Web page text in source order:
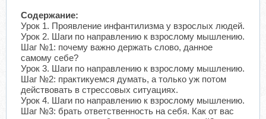
Содержание:
Урок 1. Проявление инфантилизма у взрослых людей.
Урок 2. Шаги по направлению к взрослому мышлению.
Шаг №1: почему важно держать слово, данное
самому себе?
Урок 3. Шаги по направлению к взрослому мышлению.
Шаг №2: практикуемся думать, а только уж потом
действовать в стрессовых ситуациях.
Урок 4. Шаги по направлению к взрослому мышлению.
Шаг №3: брать ответственность на себя. Как от вас